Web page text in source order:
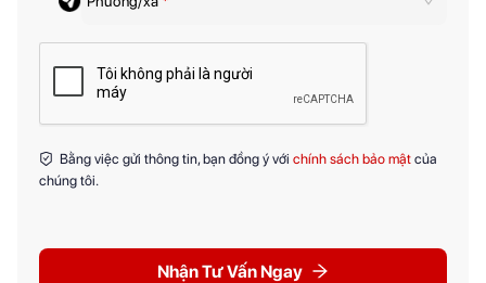
Bằng việc gửi thông tin, bạn đồng ý với chính sách bảo mật của
chúng tôi.
Nhận Tư Vấn Ngay